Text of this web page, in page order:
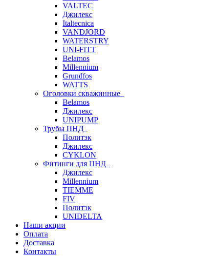
VALTEC
Джилекс
Italtecnica
VANDJORD
WATERSTRY
UNI-FITT
Belamos
Millennium
Grundfos
WATTS
Оголовки скважинные
Belamos
Джилекс
UNIPUMP
Трубы ПНД
Политэк
Джилекс
CYKLON
Фитинги для ПНД
Джилекс
Millennium
TIEMME
FIV
Политэк
UNIDELTA
Наши акции
Оплата
Доставка
Контакты